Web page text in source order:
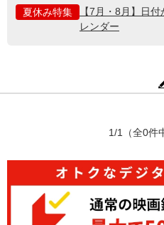
夏休み特集
【7月・8月】日
レンダー
1/1 （全0件